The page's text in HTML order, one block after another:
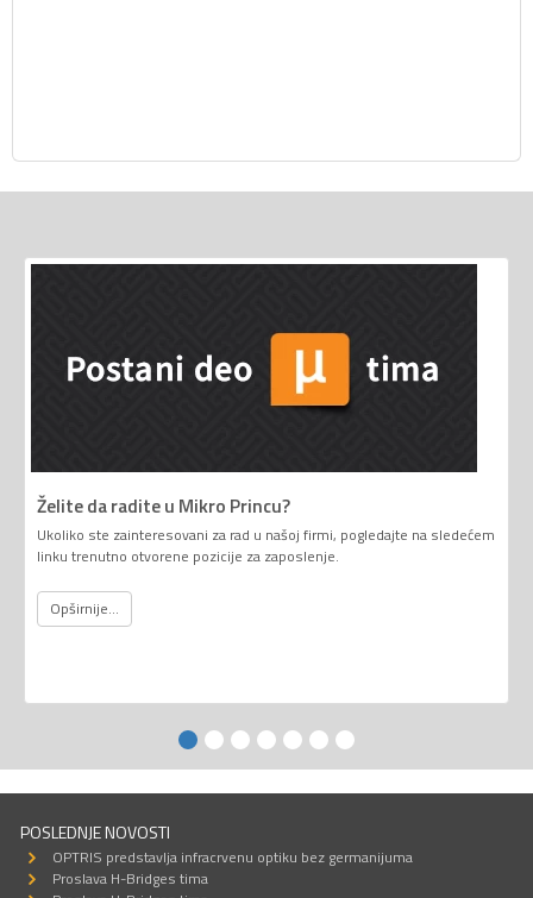
Želite da radite u Mikro Princu?
Ukoliko ste zainteresovani za rad u našoj firmi, pogledajte na sledećem
linku trenutno otvorene pozicije za zaposlenje.
Opširnije...
POSLEDNJE NOVOSTI
OPTRIS predstavlja infracrvenu optiku bez germanijuma
Proslava H-Bridges tima